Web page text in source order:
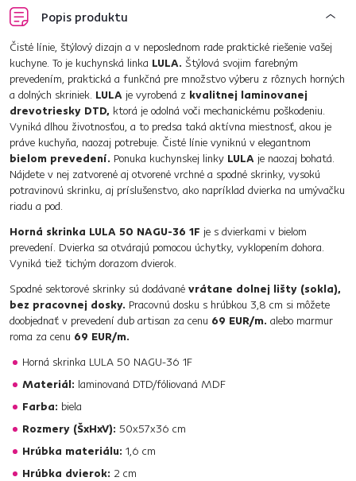
Popis produktu
Čisté línie, štýlový dizajn a v neposlednom rade praktické riešenie vašej
kuchyne. To je kuchynská linka LULA. Štýlová svojim farebným
prevedením, praktická a funkčná pre množstvo výberu z rôznych horných
a dolných skriniek. LULA je vyrobená z kvalitnej laminovanej
drevotriesky DTD, ktorá je odolná voči mechanickému poškodeniu.
Vyniká dlhou životnosťou, a to predsa taká aktívna miestnosť, akou je
práve kuchyňa, naozaj potrebuje. Čisté línie vyniknú v elegantnom
bielom prevedení. Ponuka kuchynskej linky LULA je naozaj bohatá.
Nájdete v nej zatvorené aj otvorené vrchné a spodné skrinky, vysokú
potravinovú skrinku, aj príslušenstvo, ako napríklad dvierka na umývačku
riadu a pod.
Horná skrinka LULA 50 NAGU-36 1F je s dvierkami v bielom
prevedení. Dvierka sa otvárajú pomocou úchytky, vyklopením dohora.
Vyniká tiež tichým dorazom dvierok.
Spodné sektorové skrinky sú dodávané vrátane dolnej lišty (sokla),
bez pracovnej dosky. Pracovnú dosku s hrúbkou 3,8 cm si môžete
doobjednať v prevedení dub artisan za cenu 69 EUR/m. alebo marmur
roma za cenu 69 EUR/m.
Horná skrinka LULA 50 NAGU-36 1F
Materiál: laminovaná DTD/fóliovaná MDF
Farba: biela
Rozmery (ŠxHxV): 50x57x36 cm
Hrúbka materiálu: 1,6 cm
Hrúbka dvierok: 2 cm